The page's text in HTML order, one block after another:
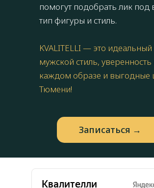
помогут подобрать лик под
тип фигуры и стиль.
KVALITELLI — это идеальный
мужской стиль, уверенность
каждом образе и выгодные
Тюмени!
Запиcаться →